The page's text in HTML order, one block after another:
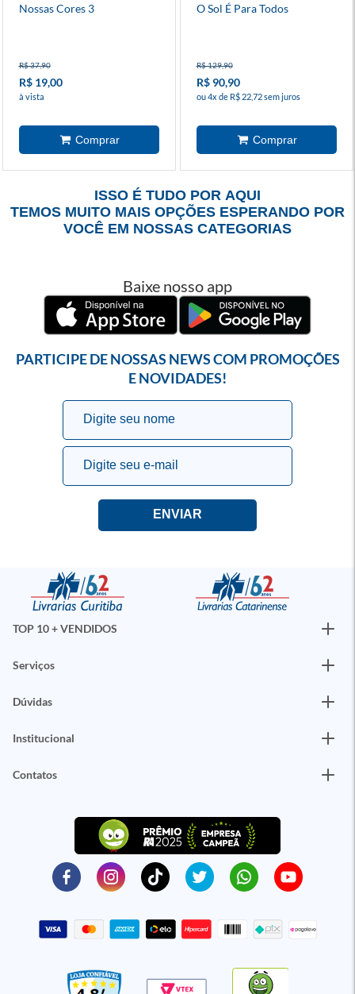
Nossas Cores 3
R$ 37,90
R$ 19,00
à vista
O Sol É Para Todos
R$ 129,90
R$ 90,90
ou 4x de R$ 22,72 sem juros
ISSO É TUDO POR AQUI
TEMOS MUITO MAIS OPÇÕES ESPERANDO POR
VOCÊ EM NOSSAS CATEGORIAS
Baixe nosso app
PARTICIPE DE NOSSAS NEWS COM PROMOÇÕES
E NOVIDADES!
TOP 10 + VENDIDOS
Serviços
Dúvidas
Institucional
Contatos